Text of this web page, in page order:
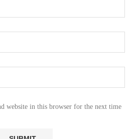
website in this browser for the next time